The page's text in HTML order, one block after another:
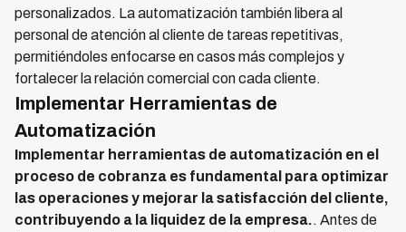
personalizados. La automatización también libera al
personal de atención al cliente de tareas repetitivas,
permitiéndoles enfocarse en casos más complejos y
fortalecer la relación comercial con cada cliente.
Implementar Herramientas de
Automatización
Implementar herramientas de automatización en el
proceso de cobranza es fundamental para optimizar
las operaciones y mejorar la satisfacción del cliente,
contribuyendo a la liquidez de la empresa.. Antes de